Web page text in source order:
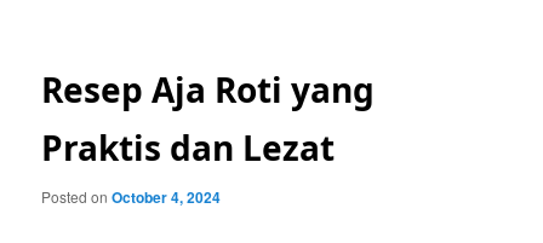
Resep Aja Roti yang
Praktis dan Lezat
Posted onOctober 4, 2024